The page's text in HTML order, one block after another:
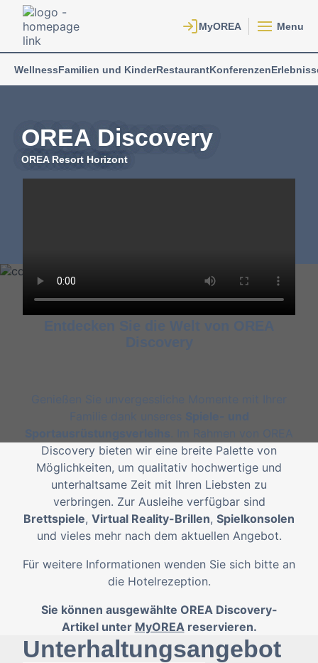
Menu
WellnessFamilien und KinderRestaurantKonferenzen
OREA Discovery
OREA Resort Horizont
Discovery bieten wir eine breite Palette von
Möglichkeiten, um qualitativ hochwertige und
unterhaltsame Zeit mit Ihren Liebsten zu
verbringen. Zur Ausleihe verfügbar sind
Brettspiele, Virtual Reality-Brillen, Spielkonsolen
und vieles mehr nach dem aktuellen Angebot.
Für weitere Informationen wenden Sie sich bitte an
die Hotelrezeption.
Sie können ausgewählte OREA Discovery-
Artikel unter MyOREAreservieren.
Unterhaltungsangebot